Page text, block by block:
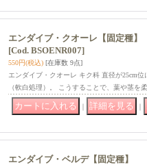
エンダイブ・クオーレ【固定種】
[Cod. BSOENR007]
550円(税込) [在庫数 9点]
エンダイブ・クオーレ キク科 直径が25cm
（軟白処理）。 こうすることで、葉や茎を
エンダイブ・ベルデ【固定種】